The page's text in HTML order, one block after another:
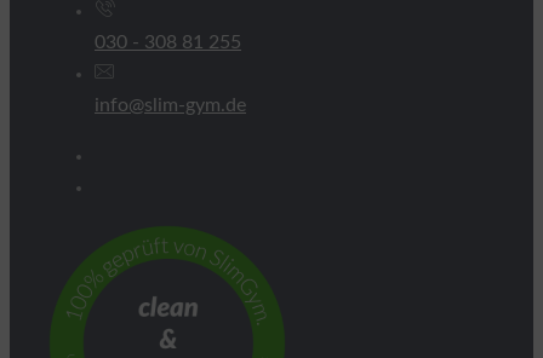
030 - 308 81 255
info@slim-gym.de